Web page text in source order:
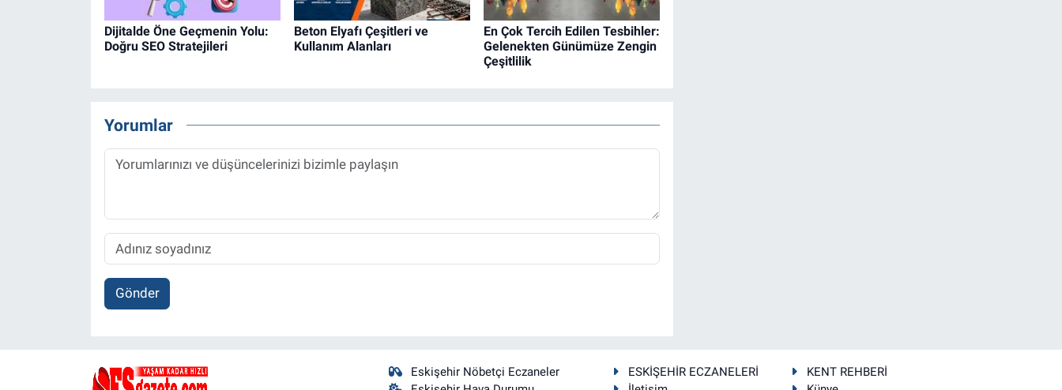
Dijitalde Öne Geçmenin Yolu:
Doğru SEO Stratejileri
Beton Elyafı Çeşitleri ve
Kullanım Alanları
En Çok Tercih Edilen Tesbihler:
Gelenekten Günümüze Zengin
Çeşitlilik
Yorumlar
Gönder
Eskişehir Nöbetçi Eczaneler
ESKİŞEHİR ECZANELERİ
KENT REHBERİ